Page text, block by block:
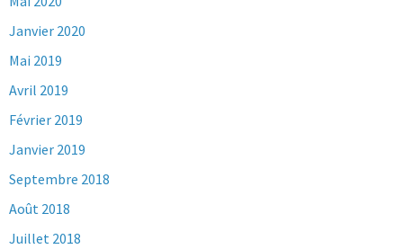
Janvier 2020
Mai 2019
Avril 2019
Février 2019
Janvier 2019
Septembre 2018
Août 2018
Juillet 2018